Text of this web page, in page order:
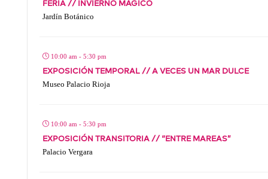
FERIA // INVIERNO MÁGICO
Jardín Botánico
10:00 am - 5:30 pm
EXPOSICIÓN TEMPORAL // A VECES UN MAR DULCE
Museo Palacio Rioja
10:00 am - 5:30 pm
EXPOSICIÓN TRANSITORIA // “ENTRE MAREAS”
Palacio Vergara